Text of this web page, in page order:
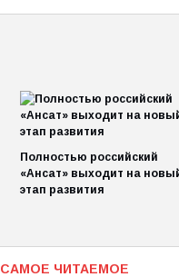
Полностью российский
«Ансат» выходит на
этап развития
САМОЕ ЧИТАЕМОЕ